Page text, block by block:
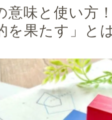
意味と使い方
を果たす」と